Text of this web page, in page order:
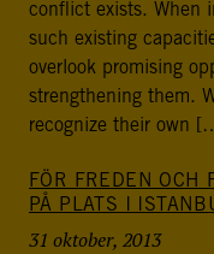
conflict exists. When
such existing
overlook promising
strengthening them.
recognize their own
FÖR FREDEN OCH
PÅ PLATS I
31 oktober, 2013